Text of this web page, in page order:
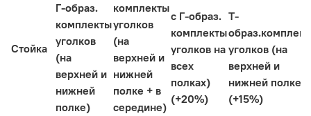
Стойка
Г-образ.
комплекты
уголков
(на
верхней и
нижней
полке)
комплекты
уголков
(на
верхней и
нижней
полке + в
середине)
с Г-образ.
комплекты
уголков на
всех
полках)
(+20%)
Т-
уголков (на
верхней и
нижней полке)
(+15%)